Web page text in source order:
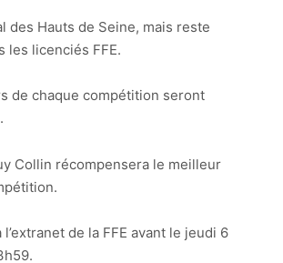
des Hauts de Seine, mais reste
les licenciés FFE.
de chaque compétition seront
Collin récompensera le meilleur
de la FFE avant le jeudi 6